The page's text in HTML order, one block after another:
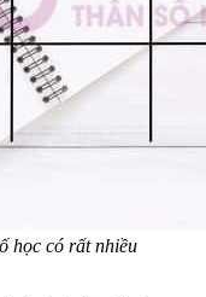
học có rất nhiều